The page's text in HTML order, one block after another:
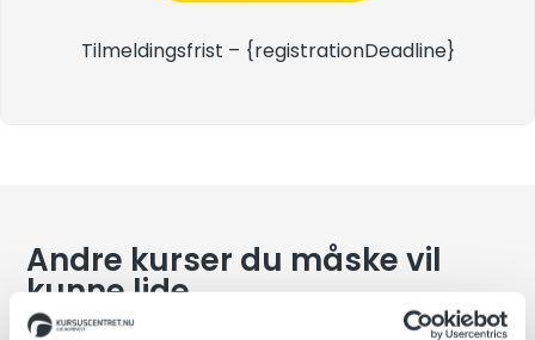
Tilmeldingsfrist – {registrationDeadline}
Andre kurser du måske vil
kunne lide